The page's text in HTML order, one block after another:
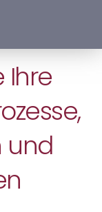
Ihre
und